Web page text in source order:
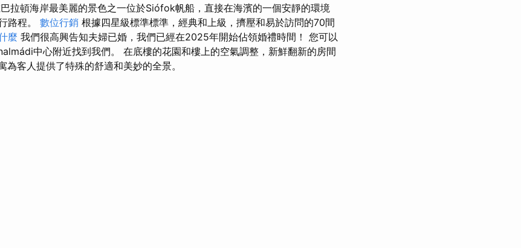
拉頓海岸最美麗的景色之一位於Siófok帆船，直接在海濱的一個安靜的環境
路程。 數位行銷 根據四星級標準標準，經典和上級，擠壓和易於訪問的70間
麼 我們很高興告知夫婦已婚，我們已經在2025年開始佔領婚禮時間！ 您可以
中心附近找到我們。 在底樓的花園和樓上的空氣調整，新鮮翻新的房間
為客人提供了特殊的舒適和美妙的全景。